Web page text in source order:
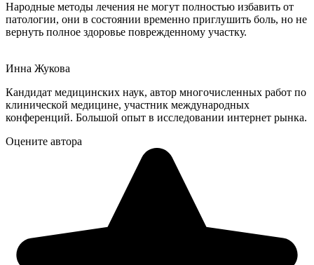
Народные методы лечения не могут полностью избавить от
патологии, они в состоянии временно приглушить боль, но не
вернуть полное здоровье поврежденному участку.
Инна Жукова
Кандидат медицинских наук, автор многочисленных работ по
клинической медицине, участник международных
конференций. Большой опыт в исследовании интернет рынка.
Оцените автора